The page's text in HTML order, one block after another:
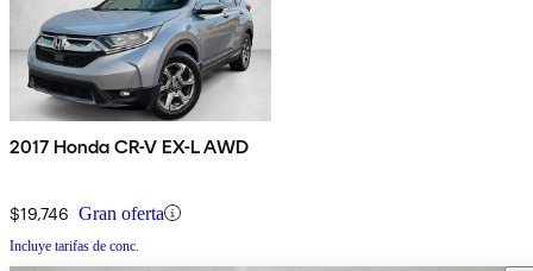
2017 Honda CR-V EX-L AWD
$19,746 Gran oferta
Incluye tarifas de conc.